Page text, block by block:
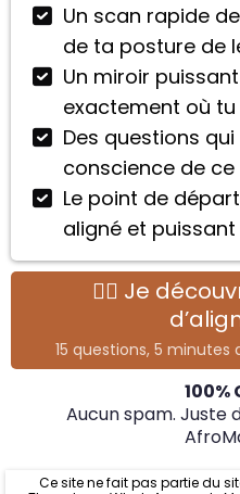
Un scan rapide
de ta posture de
Un miroir
exactement où
Des questions
conscience de
Le point de
aligné et puissant
👉🏾 Je
15 questions, 5
Aucun spam. Juste
Ce site ne fait pas partie du